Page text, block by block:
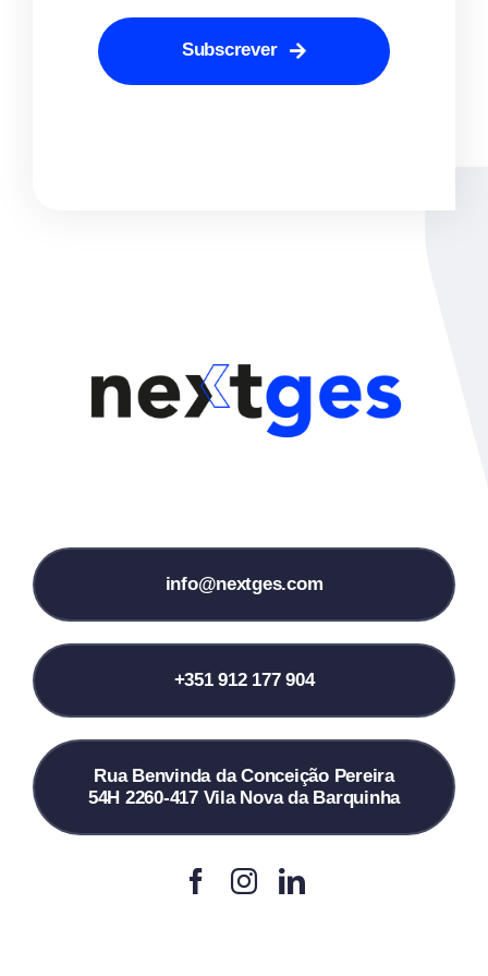
Subscrever
info@nextges.com
+351 912 177 904
Rua Benvinda da Conceição Pereira
54H 2260-417 Vila Nova da Barquinha